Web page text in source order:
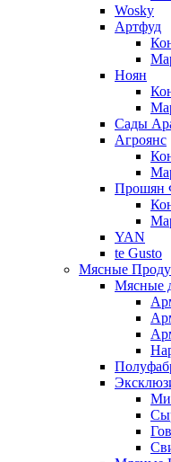
Wosky
Артфуд
Ноян
Сады
Агроянс
Прошян
YAN
te Gusto
Мясные
Мясные